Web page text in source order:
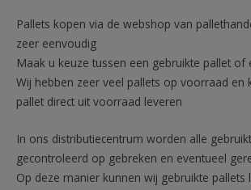
Pallets kopen via de webshop van
zeer eenvoudig
Maak u keuze tussen een gebruikte pallet of
Wij hebben zeer veel pallets op voorraad en
pallet direct uit voorraad leveren
In ons distributiecentrum worden alle
gecontroleerd op gebreken en eventueel
Op deze manier kunnen wij gebruikte pallets